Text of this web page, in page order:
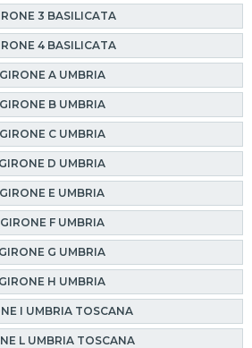
3 BASILICATA
4 BASILICATA
GIRONE A UMBRIA
GIRONE B UMBRIA
GIRONE C UMBRIA
GIRONE D UMBRIA
GIRONE E UMBRIA
GIRONE F UMBRIA
GIRONE G UMBRIA
GIRONE H UMBRIA
I UMBRIA TOSCANA
L UMBRIA TOSCANA